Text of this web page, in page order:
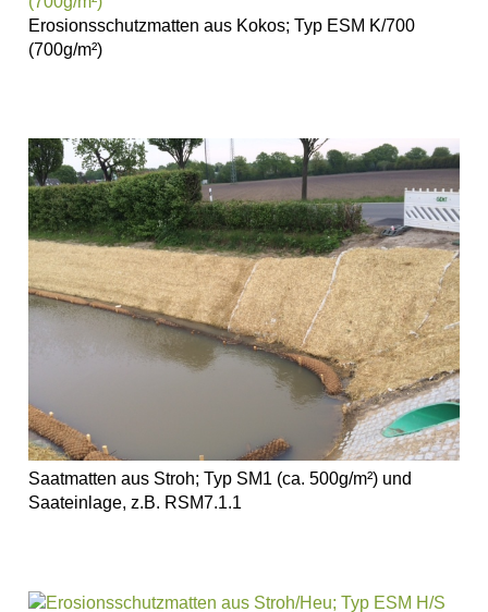
Schwimmmatten
und
(Repotex)
Impressum
Datenschutz
Suche
MENÜ
SCHLIESSEN
WollTerra®
Erosionsschutzmatte
Saatmatte
Wolle
Böschungsgitter
Mulchmatte
Wolle
Datenschutz
Erosionsschutzmatten aus Kokos; Typ ESM K/700
(700g/m²)
Saatmatten aus Stroh; Typ SM1 (ca. 500g/m²) und
Saateinlage, z.B. RSM7.1.1